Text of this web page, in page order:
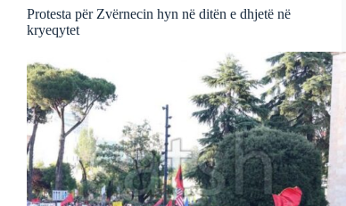
Protesta për Zvërnecin hyn në ditën e dhjetë në
kryeqytet